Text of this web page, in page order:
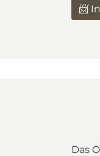
📨
Das